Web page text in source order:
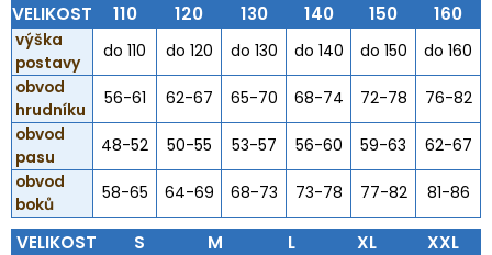
VELIKOST 110 120 130 140 150 160
výška
postavy
do 110 do 120 do 130 do 140 do 150
do 160
obvod
hrudníku
56-61 62-67 65-70 68-74 72-78
76-82
obvod
pasu
48-52 50-55 53-57 56-60 59-63
62-67
obvod
boků
58-65 64-69 68-73 73-78 77-82 81-86
VELIKOST S M L XL XXL